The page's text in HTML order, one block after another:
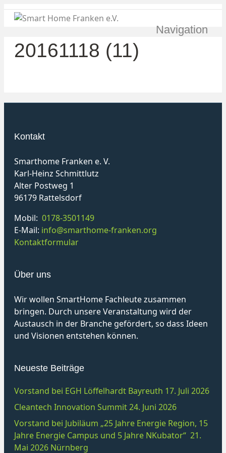
Navigation
20161118 (11)
Kontakt
Smarthome Franken e. V.
Karl-Heinz Schmittlutz
Alter Postweg 1
96179 Rattelsdorf
Mobil: 0178-3501149
E-Mail: info@smarthome-franken.org
Kontaktformular
Über uns
Wir wollen SmartHome Fachleute zusammen
bringen. Durch unsere Veranstaltung wird der
Austausch in der Branche gefördert, so dass Ideen
und Visionen entstehen können.
Neueste Beiträge
Vorstand bei EGH Löffelhardt Bayreuth 17. Juli 2026
Cleantech Innovation Summit 24. Juni 2026
Vorstand bei Jubiläum „25 Jahre Energie Region, 15
Jahre Energie Campus und 5 Jahre NKubator“ 21.
Mai 2026 Nürnberg